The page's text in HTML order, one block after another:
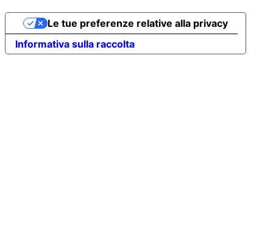
Informativa sulla raccolta
Le tue preferenze relative alla privacy